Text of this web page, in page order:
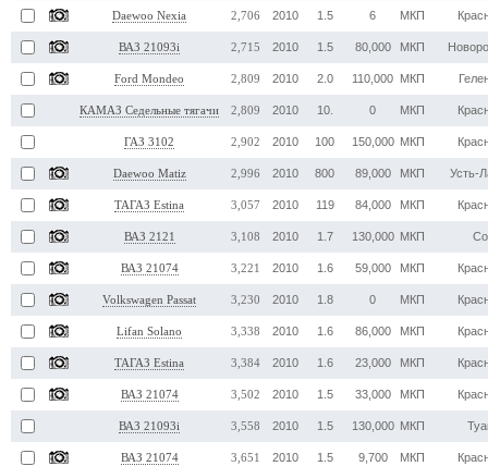
Daewoo Nexia 2,706 2010 1.5 6 МКП
ВАЗ 21093i 2,715 2010 1.5 80,000 МКП
Ford Mondeo 2,809 2010 2.0 110,000 МКП
КАМАЗ Седельные тягачи 2,809 2010 10. 0 МКП
ГАЗ 3102 2,902 2010 100 150,000 МКП
Daewoo Matiz 2,996 2010 800 89,000 МКП Усть-
ТАГАЗ Estina 3,057 2010 119 84,000 МКП
ВАЗ 2121 3,108 2010 1.7 130,000 МКП
ВАЗ 21074 3,221 2010 1.6 59,000 МКП
Volkswagen Passat 3,230 2010 1.8 0 МКП
Lifan Solano 3,338 2010 1.6 86,000 МКП
ТАГАЗ Estina 3,384 2010 1.6 23,000 МКП
ВАЗ 21074 3,502 2010 1.5 33,000 МКП
ВАЗ 21093i 3,558 2010 1.5 130,000 МКП
ВАЗ 21074 3,651 2010 1.5 9,700 МКП